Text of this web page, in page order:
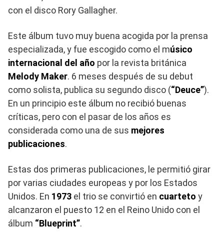
con el disco Rory Gallagher.
Este álbum tuvo muy buena acogida por la prensa
especializada, y fue escogido como el músico
internacional del año por la revista británica
Melody Maker. 6 meses después de su debut
como solista, publica su segundo disco (“Deuce”).
En un principio este álbum no recibió buenas
críticas, pero con el pasar de los años es
considerada como una de sus mejores
publicaciones.
Estas dos primeras publicaciones, le permitió girar
por varias ciudades europeas y por los Estados
Unidos. En 1973 el trio se convirtió en cuarteto y
alcanzaron el puesto 12 en el Reino Unido con el
álbum “Blueprint”.